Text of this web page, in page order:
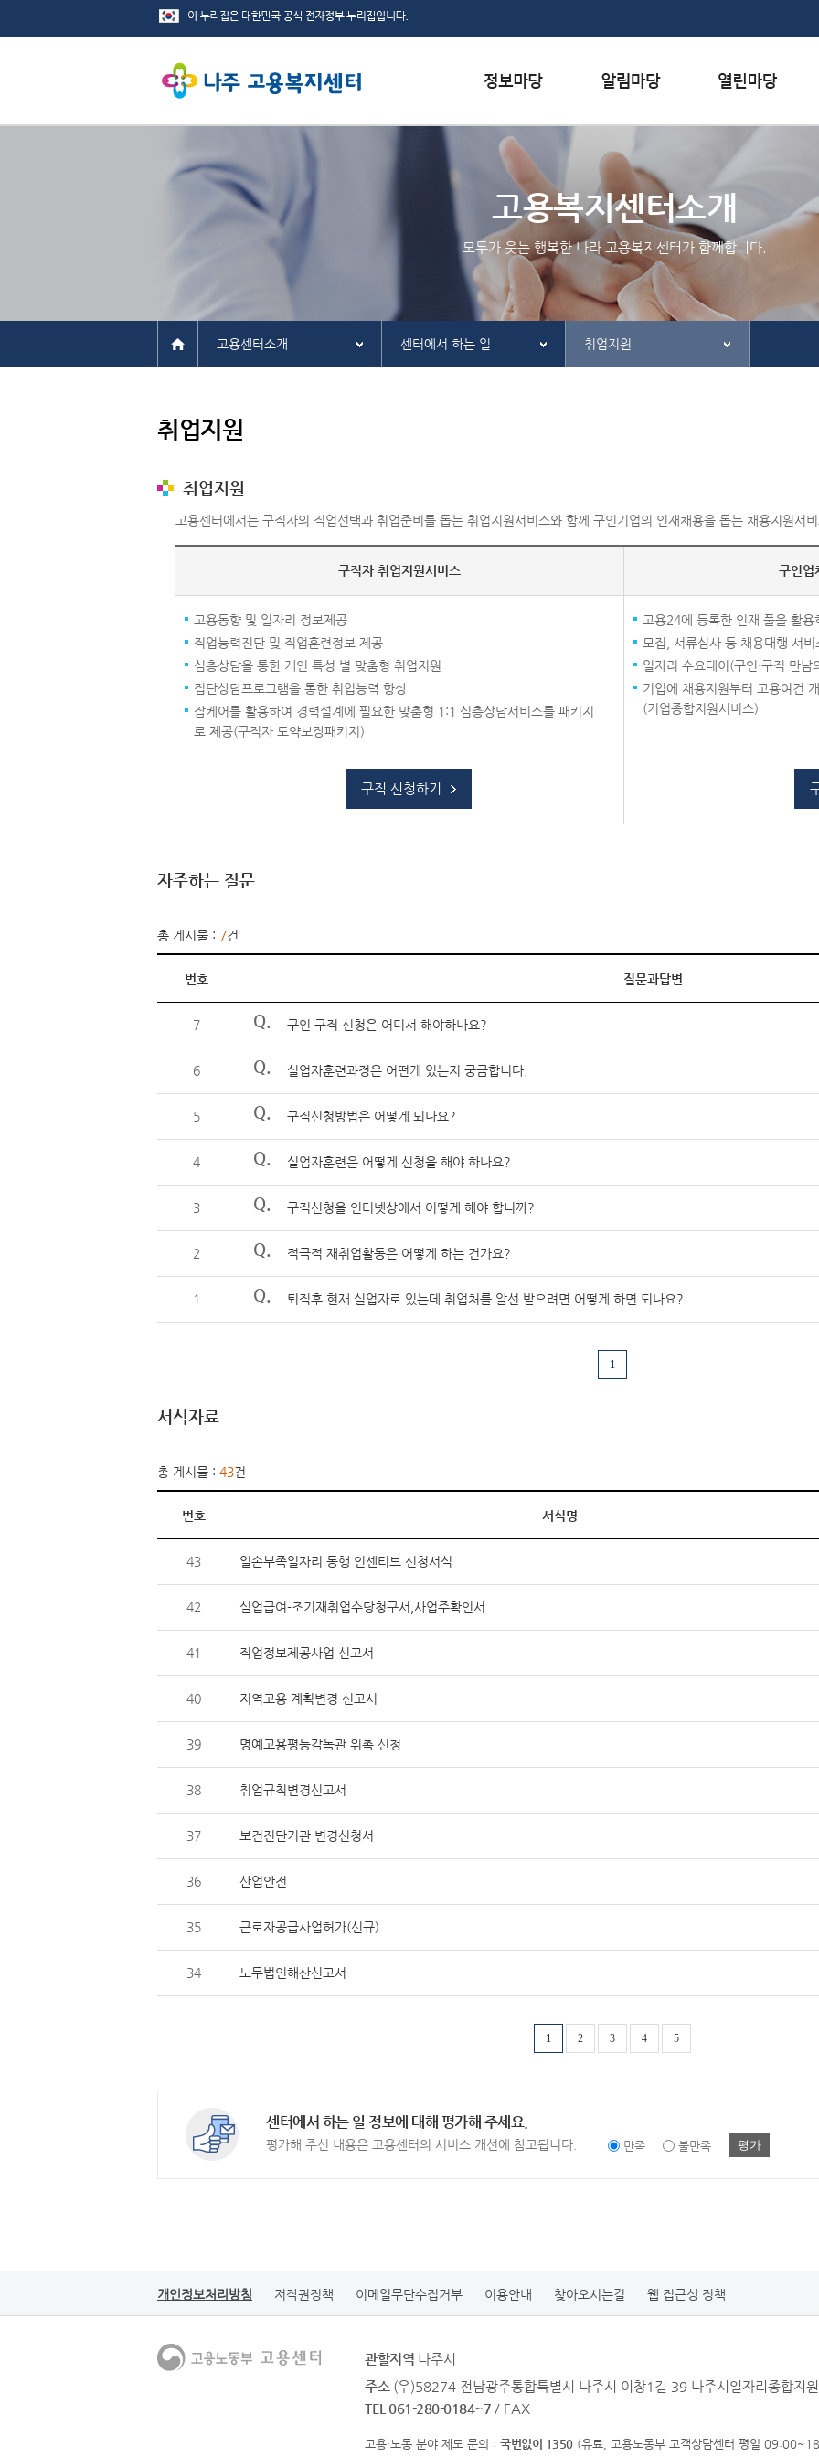
서식자료실
채용정보
인재정보
관련사이트
행사일정
공지사항
자주하는 질문
질문하기
칭찬하기
불친절 신고하기
고용복지센터소개
모두가 웃는 행복한 나라 고용복지센터가 함께합니다.
고용센터소개 센터에서 하는 일 취업지원
취업지원
취업지원
고용센터에서는 구직자의 직업선택과 취업준비를 돕는 취업지원서비스와 함께 구인기업의 인재채용을 돕는 채용지원서
구직자 취업지원서비스 구인업
고용동향 및 일자리 정보제공
직업능력진단 및 직업훈련정보 제공
심층상담을 통한 개인 특성 별 맞춤형 취업지원
집단상담프로그램을 통한 취업능력 향상
잡케어를 활용하여 경력설계에 필요한 맞춤형 1:1 심층상담서비스를 패키지
로 제공(구직자 도약보장패키지)
구직 신청하기
고용24에 등록한 인재 풀을 활
모집, 서류심사 등 채용대행 서비
일자리 수요데이(구인·구직 만
기업에 채용지원부터 고용여건
(기업종합지원서비스)
자주하는 질문
총 게시물 : 7건
번호 질문과답변
7 Q. 구인 구직 신청은 어디서 해야하나요?
6 Q. 실업자훈련과정은 어떤게 있는지 궁금합니다.
5 Q. 구직신청방법은 어떻게 되나요?
4 Q. 실업자훈련은 어떻게 신청을 해야 하나요?
3 Q. 구직신청을 인터넷상에서 어떻게 해야 합니까?
2 Q. 적극적 재취업활동은 어떻게 하는 건가요?
1 Q. 퇴직후 현재 실업자로 있는데 취업처를 알선 받으려면 어떻게 하면 되나요?
1
서식자료
총 게시물 : 43건
번호 서식명
43 일손부족일자리 동행 인센티브 신청서식
42 실업급여-조기재취업수당청구서,사업주확인서
41 직업정보제공사업 신고서
40 지역고용 계획변경 신고서
39 명예고용평등감독관 위촉 신청
38 취업규칙변경신고서
37 보건진단기관 변경신청서
36 산업안전
35 근로자공급사업허가(신규)
34 노무법인해산신고서
1 2 3 4 5
센터에서 하는 일 정보에 대해 평가해 주세요.
평가해 주신 내용은 고용센터의 서비스 개선에 참고됩니다. 만족 불만족 평가
개인정보처리방침 저작권정책 이메일무단수집거부 이용안내 찾아오시는길 웹 접근성 정책
관할지역 나주시
주소 (우)58274 전남광주통합특별시 나주시 이창1길 39 나주시일자리종합지
TEL 061-280-0184~7 / FAX
고용·노동 분야 제도 문의 : 국번없이 1350(유료, 고용노동부 고객상담센터 평일